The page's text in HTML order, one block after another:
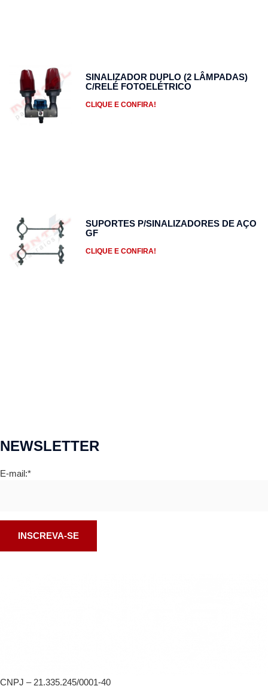
SINALIZADOR DUPLO (2 LÂMPADAS)
C/RELÉ FOTOELÉTRICO
CLIQUE E CONFIRA!
SUPORTES P/SINALIZADORES DE AÇO
GF
CLIQUE E CONFIRA!
NEWSLETTER
E-mail:*
CNPJ – 21.335.245/0001-40